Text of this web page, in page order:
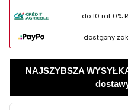
do 10 rat 0%
dostępny
NAJSZYBSZA